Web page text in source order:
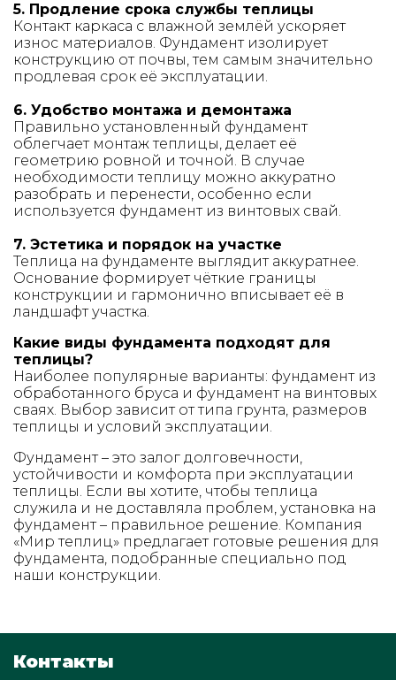
5. Продление срока службы теплицы
Контакт каркаса с влажной землёй ускоряет
износ материалов. Фундамент изолирует
конструкцию от почвы, тем самым значительно
продлевая срок её эксплуатации.
6. Удобство монтажа и демонтажа
Правильно установленный фундамент
облегчает монтаж теплицы, делает её
геометрию ровной и точной. В случае
необходимости теплицу можно аккуратно
разобрать и перенести, особенно если
используется фундамент из винтовых свай.
7. Эстетика и порядок на участке
Теплица на фундаменте выглядит аккуратнее.
Основание формирует чёткие границы
конструкции и гармонично вписывает её в
ландшафт участка.
Какие виды фундамента подходят для
теплицы?
Наиболее популярные варианты: фундамент из
обработанного бруса и фундамент на винтовых
сваях. Выбор зависит от типа грунта, размеров
теплицы и условий эксплуатации.
Фундамент – это залог долговечности,
устойчивости и комфорта при эксплуатации
теплицы. Если вы хотите, чтобы теплица
служила и не доставляла проблем, установка на
фундамент – правильное решение. Компания
«Мир теплиц» предлагает готовые решения для
фундамента, подобранные специально под
наши конструкции.
Контакты